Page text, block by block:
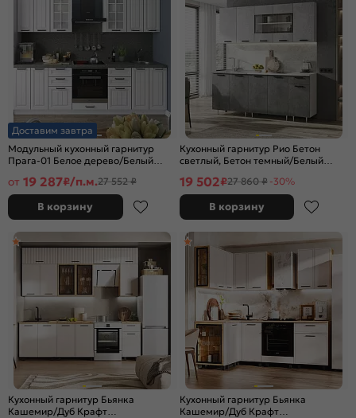
Доставим завтра
Модульный кухонный гарнитур
Прага-01 Белое дерево/Белый
от 19 287₽/п.м.27 552 ₽
В корзину
Кухонный гарнитур Рио Бетон
светлый, Бетон темный/Белый
19 502₽27 860 ₽ -30%
В корзину
Кухонный гарнитур Бьянка
Кашемир/Дуб Крафт
Кухонный гарнитур Бьянка
Кашемир/Дуб Крафт